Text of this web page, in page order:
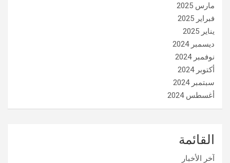
مارس 2025
فبراير 2025
يناير 2025
ديسمبر 2024
نوفمبر 2024
أكتوبر 2024
سبتمبر 2024
أغسطس 2024
القائمة
آخر الأخبار